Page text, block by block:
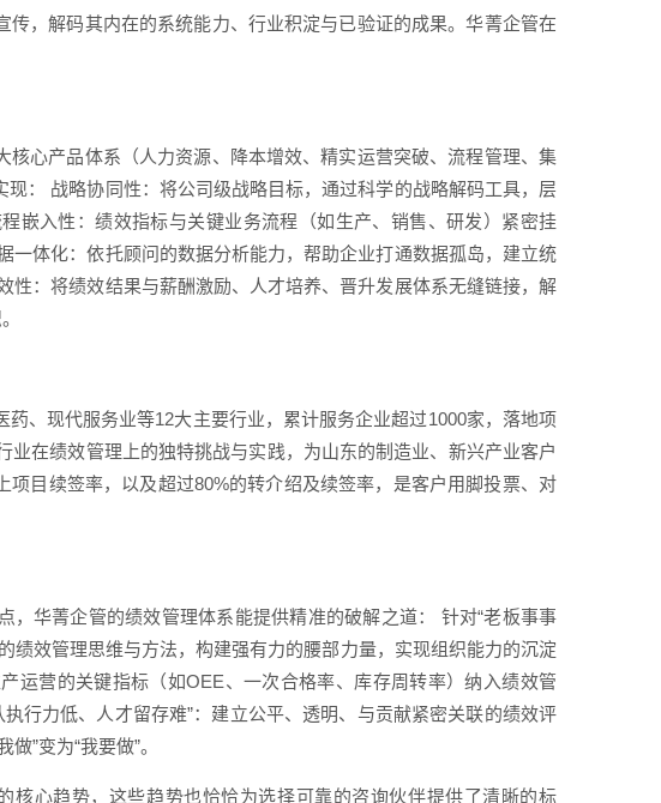
，解码其内在的系统能力、行业积淀与已验证的成果。华菁企管在
心产品体系（人力资源、降本增效、精实运营突破、流程管理、集
： 战略协同性：将公司级战略目标，通过科学的战略解码工具，层
嵌入性：绩效指标与关键业务流程（如生产、销售、研发）紧密挂
体化：依托顾问的数据分析能力，帮助企业打通数据孤岛，建立统
：将绩效结果与薪酬激励、人才培养、晋升发展体系无缝链接，解
、现代服务业等12大主要行业，累计服务企业超过1000家，落地项
在绩效管理上的独特挑战与实践，为山东的制造业、新兴产业客户
目续签率，以及超过80%的转介绍及续签率，是客户用脚投票、对
华菁企管的绩效管理体系能提供精准的破解之道： 针对“老板事事
绩效管理思维与方法，构建强有力的腰部力量，实现组织能力的沉淀
运营的关键指标（如OEE、一次合格率、库存周转率）纳入绩效管
行力低、人才留存难”：建立公平、透明、与贡献紧密关联的绩效评
”变为“我要做”。
核心趋势，这些趋势也恰恰为选择可靠的咨询伙伴提供了清晰的标